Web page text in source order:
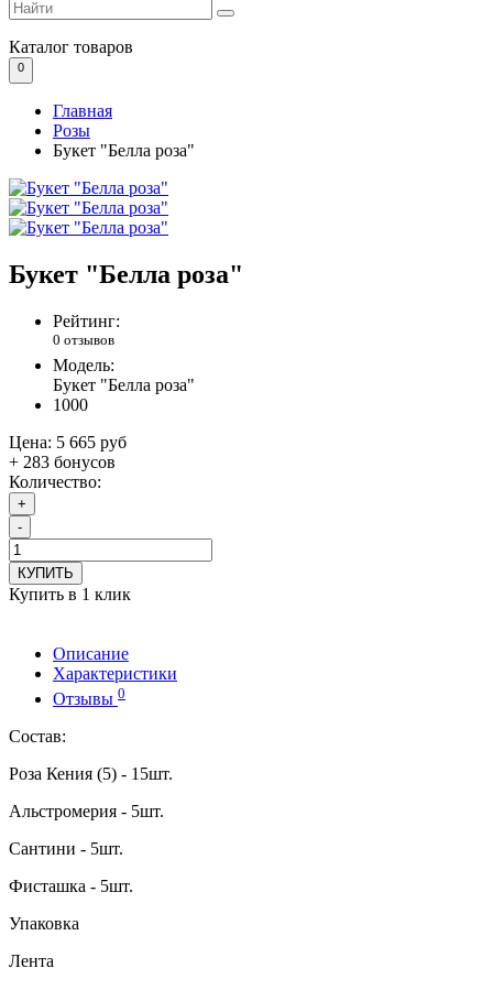
Каталог товаров
0
Главная
Розы
Букет "Белла роза"
Букет "Белла роза"
Рейтинг:
0 отзывов
Модель:
Букет "Белла роза"
1000
Цена: 5 665 руб
+ 283 бонусов
Количество:
+
-
КУПИТЬ
Купить в 1 клик
Описание
Характеристики
Отзывы 0
Состав:
Роза Кения (5) - 15шт.
Альстромерия - 5шт.
Сантини - 5шт.
Фисташка - 5шт.
Упаковка
Лента